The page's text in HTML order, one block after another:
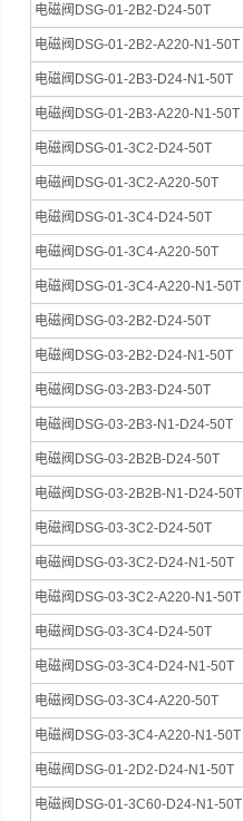
电磁阀DSG-01-2B2-D24-50T
电磁阀DSG-01-2B2-A220-N1-50T
电磁阀DSG-01-2B3-D24-N1-50T
电磁阀DSG-01-2B3-A220-N1-50T
电磁阀DSG-01-3C2-D24-50T
电磁阀DSG-01-3C2-A220-50T
电磁阀DSG-01-3C4-D24-50T
电磁阀DSG-01-3C4-A220-50T
电磁阀DSG-01-3C4-A220-N1-50T
电磁阀DSG-03-2B2-D24-50T
电磁阀DSG-03-2B2-D24-N1-50T
电磁阀DSG-03-2B3-D24-50T
电磁阀DSG-03-2B3-N1-D24-50T
电磁阀DSG-03-2B2B-D24-50T
电磁阀DSG-03-2B2B-N1-D24-50T
电磁阀DSG-03-3C2-D24-50T
电磁阀DSG-03-3C2-D24-N1-50T
电磁阀DSG-03-3C2-A220-N1-50T
电磁阀DSG-03-3C4-D24-50T
电磁阀DSG-03-3C4-D24-N1-50T
电磁阀DSG-03-3C4-A220-50T
电磁阀DSG-03-3C4-A220-N1-50T
电磁阀DSG-01-2D2-D24-N1-50T
电磁阀DSG-01-3C60-D24-N1-50T